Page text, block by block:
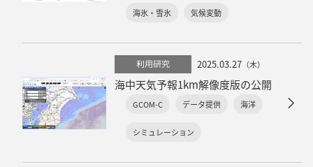
海氷・雪氷 気候変動
利用研究 2025.03.27 （木）
海中天気予報1km解像度版の公開
GCOM-C データ提供 海洋
シミュレーション